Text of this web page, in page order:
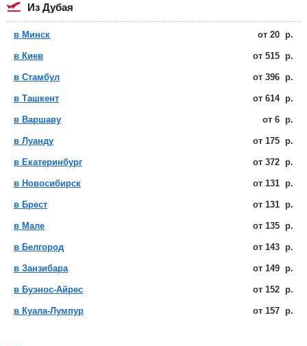
из Дубая
в Минск от 20 р.
в Киев от 515 р.
в Стамбул от 396 р.
в Ташкент от 614 р.
в Варшаву от 6 р.
в Луанду от 175 р.
в Екатеринбург от 372 р.
в Новосибирск от 131 р.
в Брест от 131 р.
в Мале от 135 р.
в Белгород от 143 р.
в Занзибара от 149 р.
в Буэнос-Айрес от 152 р.
в Куала-Лумпур от 157 р.